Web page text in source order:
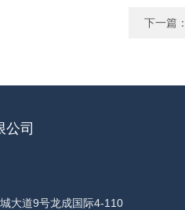
下一篇
司
大道9号龙成国际4-110